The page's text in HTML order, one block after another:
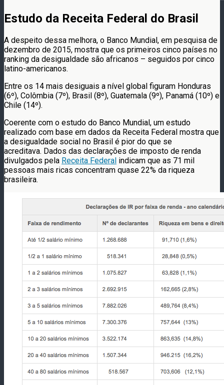
Estudo da Receita Federal do Brasil
A despeito dessa melhora, o Banco Mundial, em pesquisa de
dezembro de 2015, mostra que os primeiros cinco países no
ranking da desigualdade são africanos – seguidos por cinco
latino-americanos.
Entre os 14 mais desiguais a nível global figuram Honduras
(6º), Colômbia (7º), Brasil (8º), Guatemala (9º), Panamá (10º) e
Chile (14º).
Coerente com o estudo do Banco Mundial, um estudo
realizado com base em dados da Receita Federal mostra que
a desigualdade social no Brasil é pior do que se
acreditava. Dados das declarações de imposto de renda
divulgados pela Receita Federal indicam que as 71 mil
pessoas mais ricas concentram quase 22% da riqueza
brasileira.